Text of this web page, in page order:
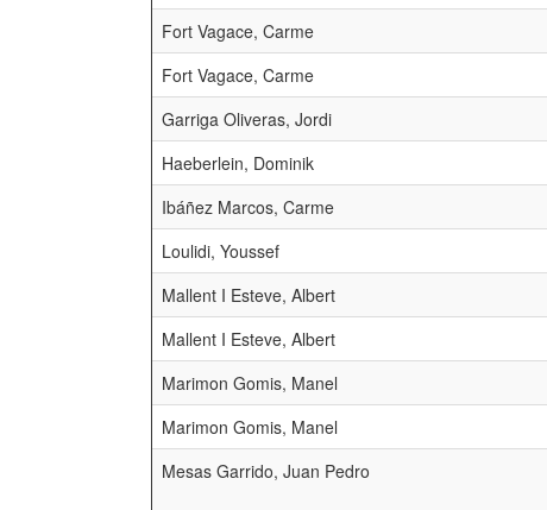
Fort Vagace, Carme
Fort Vagace, Carme
Garriga Oliveras, Jordi
Haeberlein, Dominik
Ibáñez Marcos, Carme
Loulidi, Youssef
Mallent I Esteve, Albert
Mallent I Esteve, Albert
Marimon Gomis, Manel
Marimon Gomis, Manel
Mesas Garrido, Juan Pedro